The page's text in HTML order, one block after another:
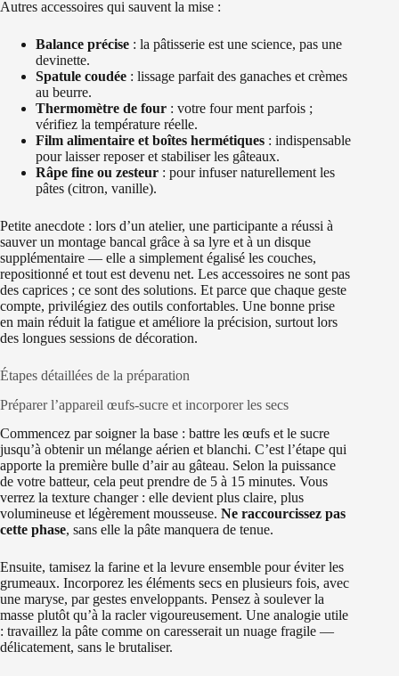
Autres accessoires qui sauvent la mise :
Balance précise : la pâtisserie est une science, pas une
devinette.
Spatule coudée : lissage parfait des ganaches et crèmes
au beurre.
Thermomètre de four : votre four ment parfois ;
vérifiez la température réelle.
Film alimentaire et boîtes hermétiques : indispensable
pour laisser reposer et stabiliser les gâteaux.
Râpe fine ou zesteur : pour infuser naturellement les
pâtes (citron, vanille).
Petite anecdote : lors d’un atelier, une participante a réussi à
sauver un montage bancal grâce à sa lyre et à un disque
supplémentaire — elle a simplement égalisé les couches,
repositionné et tout est devenu net. Les accessoires ne sont pas
des caprices ; ce sont des solutions. Et parce que chaque geste
compte, privilégiez des outils confortables. Une bonne prise
en main réduit la fatigue et améliore la précision, surtout lors
des longues sessions de décoration.
Étapes détaillées de la préparation
Préparer l’appareil œufs‑sucre et incorporer les secs
Commencez par soigner la base : battre les œufs et le sucre
jusqu’à obtenir un mélange aérien et blanchi. C’est l’étape qui
apporte la première bulle d’air au gâteau. Selon la puissance
de votre batteur, cela peut prendre de 5 à 15 minutes. Vous
verrez la texture changer : elle devient plus claire, plus
volumineuse et légèrement mousseuse. Ne raccourcissez pas
cette phase, sans elle la pâte manquera de tenue.
Ensuite, tamisez la farine et la levure ensemble pour éviter les
grumeaux. Incorporez les éléments secs en plusieurs fois, avec
une maryse, par gestes enveloppants. Pensez à soulever la
masse plutôt qu’à la racler vigoureusement. Une analogie utile
: travaillez la pâte comme on caresserait un nuage fragile —
délicatement, sans le brutaliser.